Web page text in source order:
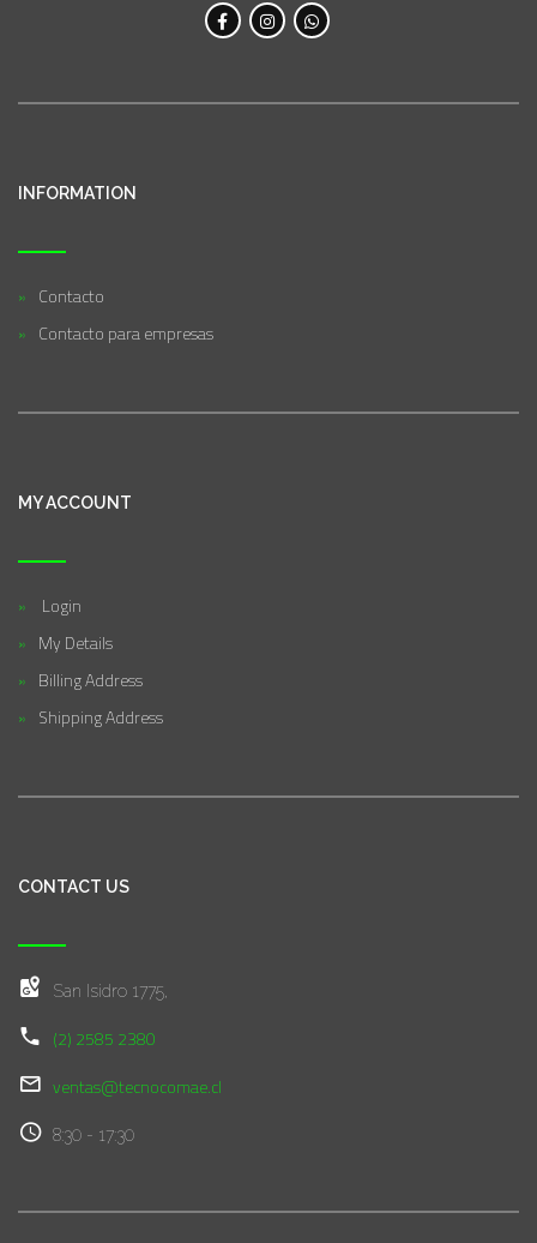
INFORMATION
Contacto
Contacto para empresas
MY ACCOUNT
Login
My Details
Billing Address
Shipping Address
CONTACT US
San Isidro 1775,
(2) 2585 2380
ventas@tecnocomae.cl
8:30 - 17:30